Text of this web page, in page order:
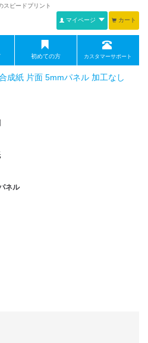
スピードプリント
マイページ カート
初めての方 カスタマーサポート
成紙 片面 5mmパネル 加工なし
ネル